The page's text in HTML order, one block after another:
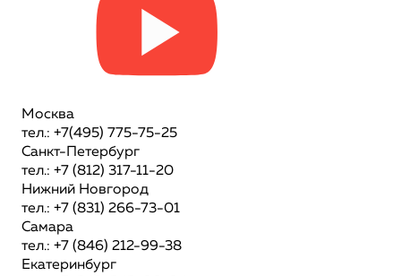
Москва
тел.: +7(495) 775-75-25
Санкт-Петербург
тел.: +7 (812) 317-11-20
Нижний Новгород
тел.: +7 (831) 266-73-01
Самара
тел.: +7 (846) 212-99-38
Екатеринбург